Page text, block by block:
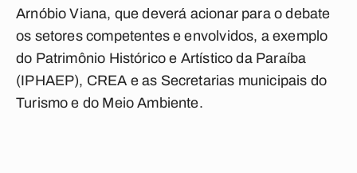
Arnóbio Viana, que deverá acionar para o debate
os setores competentes e envolvidos, a exemplo
do Patrimônio Histórico e Artístico da Paraíba
(IPHAEP), CREA e as Secretarias municipais do
Turismo e do Meio Ambiente.